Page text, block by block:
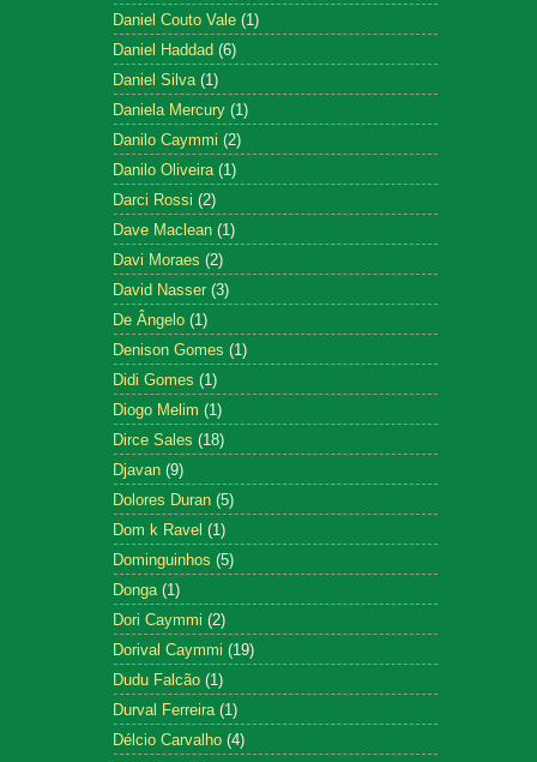
Daniel Couto Vale (1)
Daniel Haddad (6)
Daniel Silva (1)
Daniela Mercury (1)
Danilo Caymmi (2)
Danilo Oliveira (1)
Darci Rossi (2)
Dave Maclean (1)
Davi Moraes (2)
David Nasser (3)
De Ângelo (1)
Denison Gomes (1)
Didi Gomes (1)
Diogo Melim (1)
Dirce Sales (18)
Djavan (9)
Dolores Duran (5)
Dom k Ravel (1)
Dominguinhos (5)
Donga (1)
Dori Caymmi (2)
Dorival Caymmi (19)
Dudu Falcão (1)
Durval Ferreira (1)
Délcio Carvalho (4)